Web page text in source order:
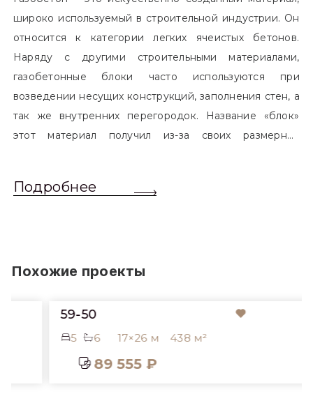
широко используемый в строительной индустрии. Он
относится к категории легких ячеистых бетонов.
Наряду с другими строительными материалами,
газобетонные блоки часто используются при
возведении несущих конструкций, заполнения стен, а
так же внутренних перегородок. Название «блок»
этот материал получил из-за своих размерных
обычный одинарный кирпич. Размер блоков различен
Подробнее
Похожие проекты
59-50
6 17×26 м 438 м²
89 555 ₽